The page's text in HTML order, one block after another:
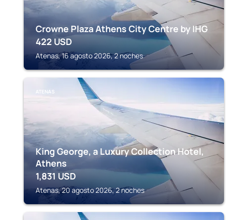
Crowne Plaza Athens City Centre by IHG
422 USD
Atenas, 16 agosto 2026, 2 noches
ATENAS
King George, a Luxury Collection Hotel,
Athens
1,831 USD
Atenas, 20 agosto 2026, 2 noches